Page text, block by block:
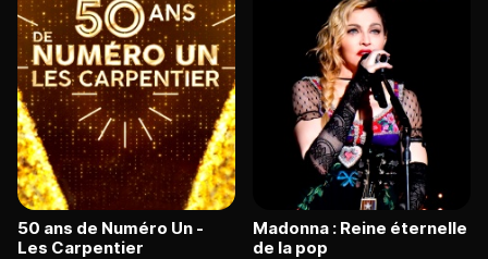
50 ans de Numéro Un -
Les Carpentier
Madonna : Reine éternelle
de la pop